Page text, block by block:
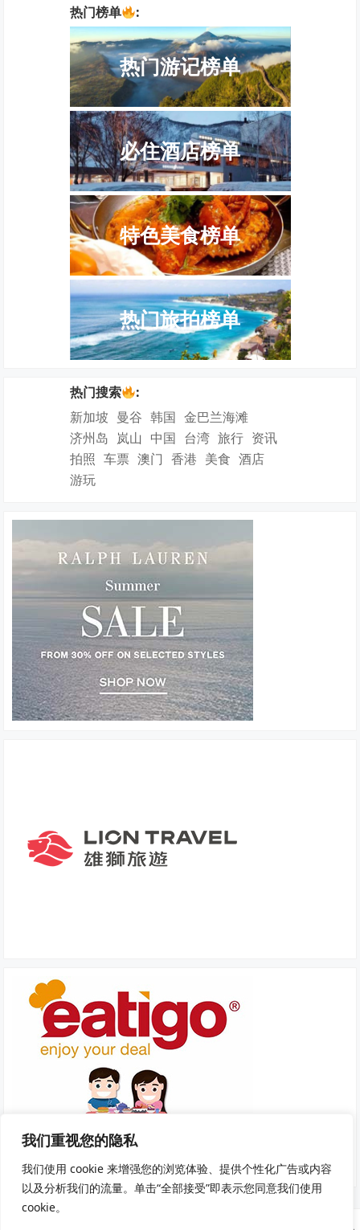
我们重视您的隐私
我们使用 cookie 来增强您的浏览体验、提供个性化广告或内容
以及分析我们的流量。单击“全部接受”即表示您同意我们使用
cookie。
热门榜单 :
热门游记榜单
必住酒店榜单
特色美食榜单
热门旅拍榜单
热门搜索
:
新加坡 曼谷 韩国 金巴兰海滩
济州岛 岚山 中国 台湾 旅行 资讯
拍照 车票 澳门 香港 美食 酒店
游玩